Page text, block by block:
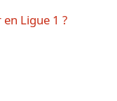
Ligue 1 ?